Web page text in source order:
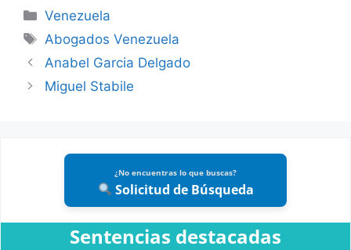
Categories
Venezuela
Tags
Abogados Venezuela
Anabel Garcia Delgado
Miguel Stabile
¿No encuentras lo que buscas?
Solicitud de Búsqueda
Sentencias destacadas